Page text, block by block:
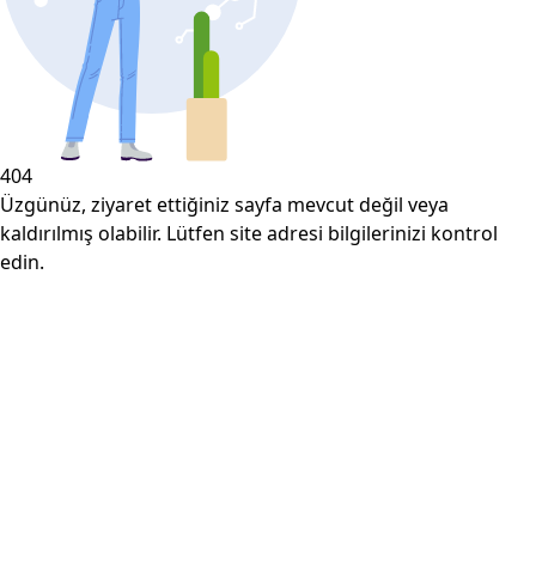
404
Üzgünüz, ziyaret ettiğiniz sayfa mevcut değil veya
kaldırılmış olabilir. Lütfen site adresi bilgilerinizi kontrol
edin.